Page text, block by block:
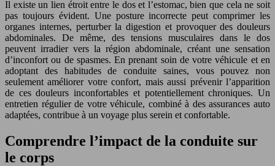
Il existe un lien étroit entre le dos et l’estomac, bien que cela ne soit
pas toujours évident. Une posture incorrecte peut comprimer les
organes internes, perturber la digestion et provoquer des douleurs
abdominales. De même, des tensions musculaires dans le dos
peuvent irradier vers la région abdominale, créant une sensation
d’inconfort ou de spasmes. En prenant soin de votre véhicule et en
adoptant des habitudes de conduite saines, vous pouvez non
seulement améliorer votre confort, mais aussi prévenir l’apparition
de ces douleurs inconfortables et potentiellement chroniques. Un
entretien régulier de votre véhicule, combiné à des assurances auto
adaptées, contribue à un voyage plus serein et confortable.
Comprendre l’impact de la conduite sur
le corps